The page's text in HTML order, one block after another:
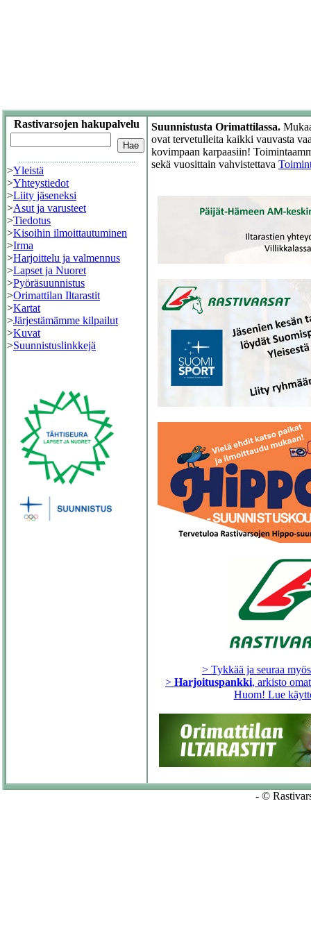
Rastivarsojen hakupalvelu
>Yleistä
>Yhteystiedot
>Liity jäseneksi
>Asut ja varusteet
>Tiedotus
>Kisoihin ilmoittautuminen
>Irma
>Harjoittelu ja valmennus
>Lapset ja Nuoret
>Pyöräsuunnistus
>Orimattilan Iltarastit
>Kartat
>Järjestämämme kilpailut
>Kuvat
>Suunnistuslinkkejä
Suunnistusta Orimattilassa.
ovat tervetulleita kaikki vauvasta
kovimpaan karpaasiin!
sekä vuosittain vahvistettava
> Tykkää ja seuraa
> Harjoituspankki, arkisto
Huom! Lue
- ©